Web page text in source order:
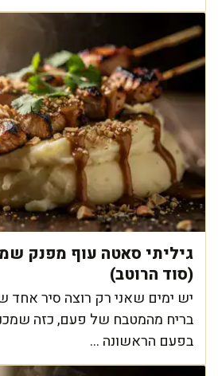
גיליתי סאטה עוף מפנק
(סוד הרוטב)
יש ימים שאני רק רוצה סיר
בריח מהמטבח של פעם, כזה
בפעם הראשונה ...